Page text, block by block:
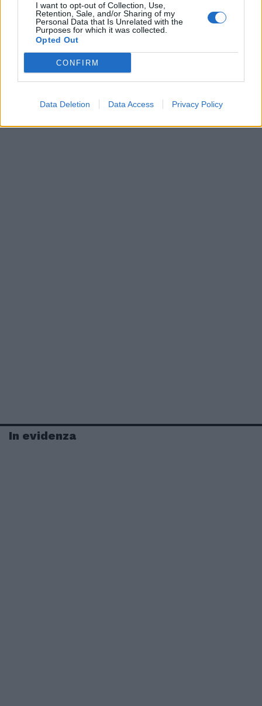
I want to opt-out of Collection, Use,
Retention, Sale, and/or Sharing of my
Personal Data that Is Unrelated with the
Purposes for which it was collected.
Opted Out
CONFIRM
Data Deletion Data Access Privacy Policy
compagni si sono trovati praticamente
inchiodati alla soluzione del governo tecnico,
prima scambiandola per una vittoria, e
difendendo cortei e piazze scomposte dalle
critiche e preoccupazioni altrui, e poi
scoprendone e provandone i pesanti effetti
agli inizi.
In evidenza